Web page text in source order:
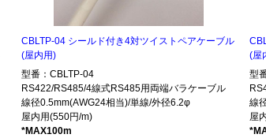
CBLTP-04 シールド付き4対ツイストペアケーブル
(屋内用)
型番：CBLTP-04
RS422/RS485/4線式RS485用両端バラケーブル
線径0.5mm(AWG24相当)/単線/外径6.2φ
屋内用(550円/m)
*MAX100m
(屋
型
線
屋